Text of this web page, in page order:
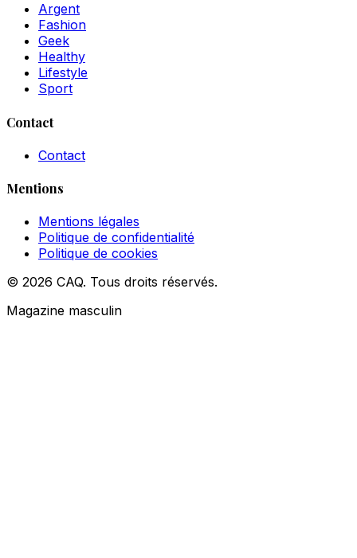
Argent
Fashion
Geek
Healthy
Lifestyle
Sport
Contact
Contact
Mentions
Mentions légales
Politique de confidentialité
Politique de cookies
© 2026 CAQ. Tous droits réservés.
Magazine masculin